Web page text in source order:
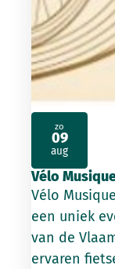
Vélo
Vélo
een uniek
van de
ervaren
zo
09
aug
2026